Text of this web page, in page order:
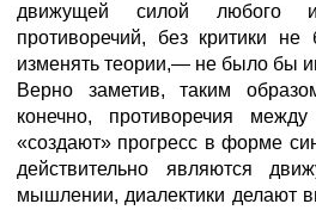
движущей силой любого
противоречий, без критики
изменять теории,— не было бы
Верно заметив, таким
конечно, противоречия
«создают» прогресс в форме
действительно являются
мышлении, диалектики